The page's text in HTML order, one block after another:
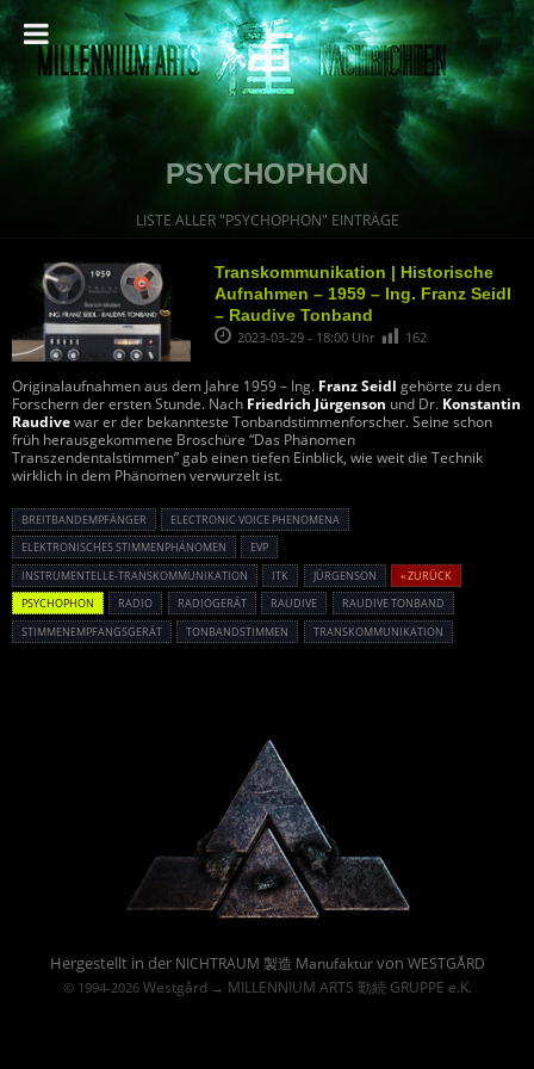
PSYCHOPHON
LISTE ALLER "PSYCHOPHON" EINTRÄGE
Transkommunikation | Historische
Aufnahmen – 1959 – Ing. Franz Seidl
– Raudive Tonband
2023-03-29 - 18:00 Uhr 162
Originalaufnahmen aus dem Jahre 1959 – Ing. Franz Seidl gehörte zu den
Forschern der ersten Stunde. Nach Friedrich Jürgenson und Dr. Konstantin
Raudivewar er der bekannteste Tonbandstimmenforscher. Seine schon
früh herausgekommene Broschüre “Das Phänomen
Transzendentalstimmen” gab einen tiefen Einblick, wie weit die Technik
wirklich in dem Phänomen verwurzelt ist.
BREITBANDEMPFÄNGER
ELECTRONIC VOICE PHENOMENA
ELEKTRONISCHES STIMMENPHÄNOMEN
EVP
INSTRUMENTELLE-TRANSKOMMUNIKATION
ITK JÜRGENSON
« ZURÜCK
PSYCHOPHON
RADIO RADIOGERÄT RAUDIVE
RAUDIVE TONBAND
STIMMENEMPFANGSGERÄT
TONBANDSTIMMEN TRANSKOMMUNIKATION
Hergestellt in der NICHTRAUM 製造 Manufakturvon WESTGÅRD
© 1994-2026 Westgård→ MILLENNIUM ARTS 勤続 GRUPPE e.K.
Powered By :